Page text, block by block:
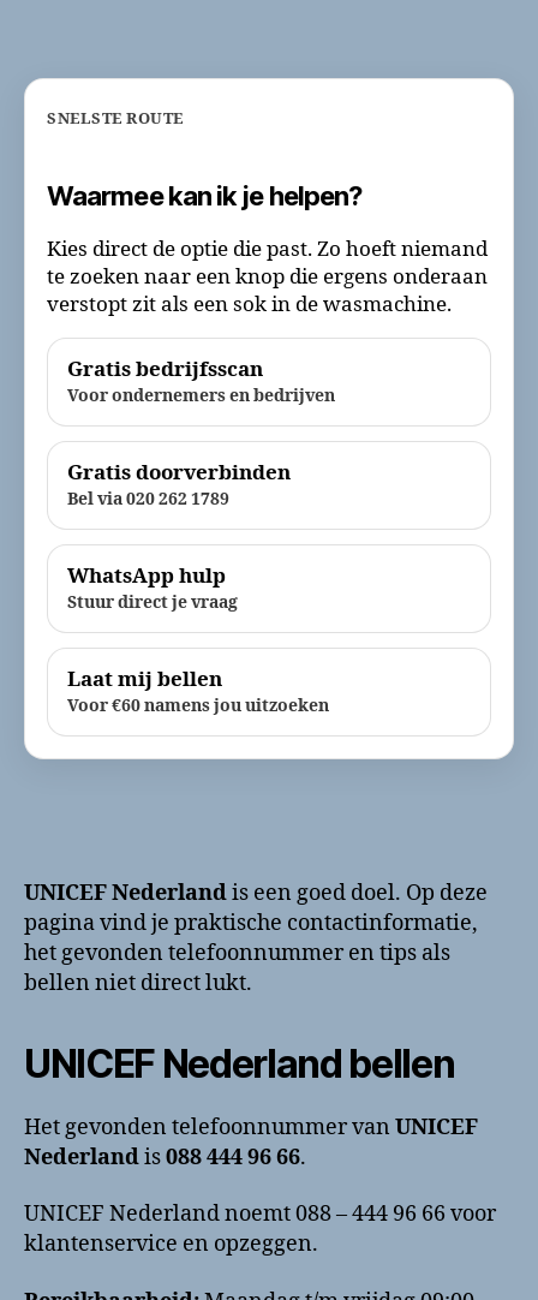
SNELSTE ROUTE
Waarmee kan ik je helpen?
Kies direct de optie die past. Zo hoeft niemand
te zoeken naar een knop die ergens onderaan
verstopt zit als een sok in de wasmachine.
Gratis bedrijfsscan
Voor ondernemers en bedrijven
Gratis doorverbinden
Bel via 020 262 1789
WhatsApp hulp
Stuur direct je vraag
Laat mij bellen
Voor €60 namens jou uitzoeken
UNICEF Nederlandis een goed doel. Op deze
pagina vind je praktische contactinformatie,
het gevonden telefoonnummer en tips als
bellen niet direct lukt.
UNICEF Nederland bellen
Het gevonden telefoonnummer van UNICEF
Nederlandis088 444 96 66.
UNICEF Nederland noemt 088 – 444 96 66 voor
klantenservice en opzeggen.